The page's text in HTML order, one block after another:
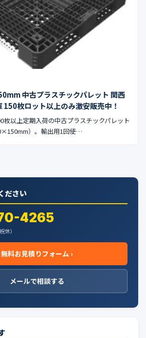
中古プラスチックパレット 関西
150枚ロット以上のみ激安販売中！
枚以上定期入荷の中古プラスチックパレット
）。輸出用1回使…
ださい
4265
休）
無料お見積りフォーム ›
メールで相談する